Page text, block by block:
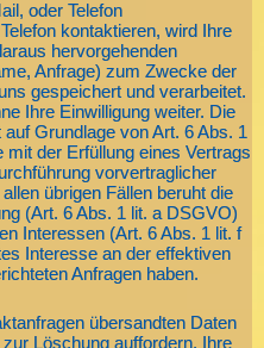
oder Telefon
kontaktieren, wird Ihre
hervorgehenden
Anfrage) zum Zwecke der
gespeichert und verarbeitet.
Ihre Einwilligung weiter. Die
Grundlage von Art. 6 Abs. 1
mit der Erfüllung eines Vertrags
vorvertraglicher
übrigen Fällen beruht die
(Art. 6 Abs. 1 lit. a DSGVO)
Interessen (Art. 6 Abs. 1 lit. f
Interesse an der effektiven
Anfragen haben.
übersandten Daten
Löschung auffordern, Ihre